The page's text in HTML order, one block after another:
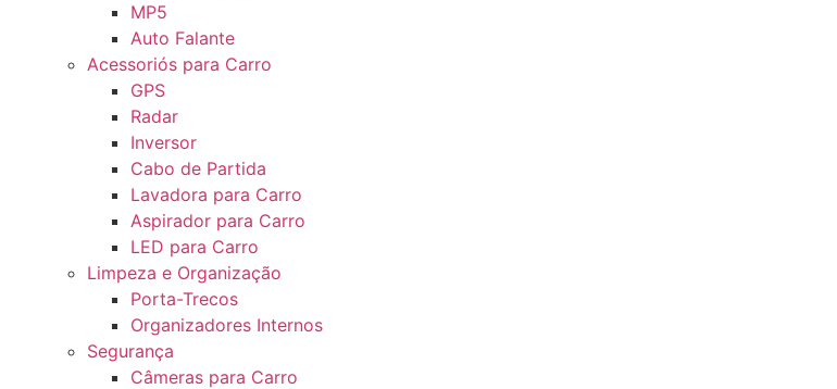
MP5
Auto Falante
Acessoriós para Carro
GPS
Radar
Inversor
Cabo de Partida
Lavadora para Carro
Aspirador para Carro
LED para Carro
Limpeza e Organização
Porta-Trecos
Organizadores Internos
Segurança
Câmeras para Carro